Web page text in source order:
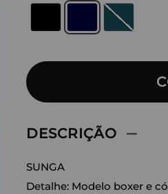
DESCRIÇÃO
SUNGA
Detalhe: Modelo boxer e